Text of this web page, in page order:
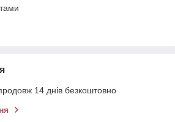
14 днів безкоштовно